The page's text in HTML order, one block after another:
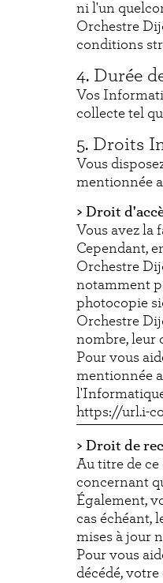
ni l'un
Orchestre
conditions
4. Durée
Vos
collecte tel
5. Droits
Vous
mentionnée
> Droit
Vous avez la
Cependant,
Orchestre
notamment
photocopie
Orchestre
nombre, leur
Pour vous
mentionnée
https://url.i-
> Droit de
Au titre de
concernant
Également,
cas échéant,
mises à jour
Pour vous
décédé,